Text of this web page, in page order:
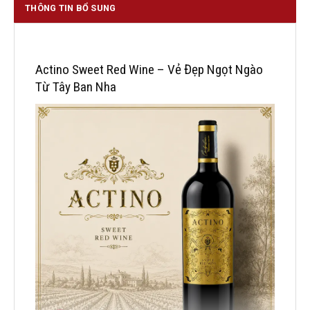
THÔNG TIN BỔ SUNG
Actino Sweet Red Wine – Vẻ Đẹp Ngọt Ngào
Từ Tây Ban Nha